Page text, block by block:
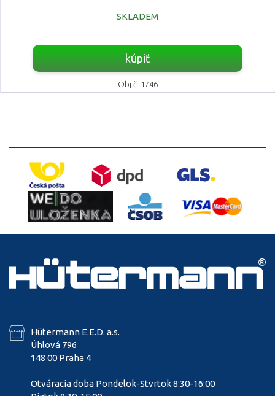
SKLADEM
kúpiť
Obj.č. 1746
Hütermann E.E.D. a.s.
Úhlová 796
148 00 Praha 4
Otváracia doba Pondelok-Stvrtok 8:30-16:00